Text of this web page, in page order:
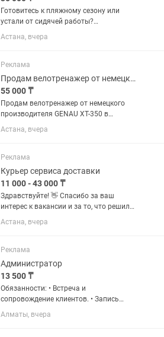
Готовитесь к пляжному сезону или
устали от сидячей работы?
Эллиптический тренажер GF Power
ждет именно вас!• Плавный ход
нагрузки (от "легкой прогулки" до "я...
Астана, вчера
Реклама
Продам велотренажер от немецкого производителя GENAU XT-350
55 000 ₸
Продам велотренажер от немецкого
производителя GENAU XT-350 в
идеальном состоянии. Особо прочная
рама выдерживает нагрузку до 110 кг,
имеет компьютерную настройку с...
Астана, вчера
Реклама
Курьер сервиса доставки
11 000 - 43 000 ₸
Здравствуйте! 👋 Спасибо за ваш
интерес к вакансии и за то, что решили
рассмотреть работу в нашей команде.
Меня зовут Олжас, я HR-специалист. Я
этапами...
Астана, вчера
Реклама
Администратор
13 500 ₸
Обязанности: • Встреча и
сопровождение клиентов. • Запись
клиентов, работа с и звонками. •
Подтверждение записей и заполнение
Алматы, вчера